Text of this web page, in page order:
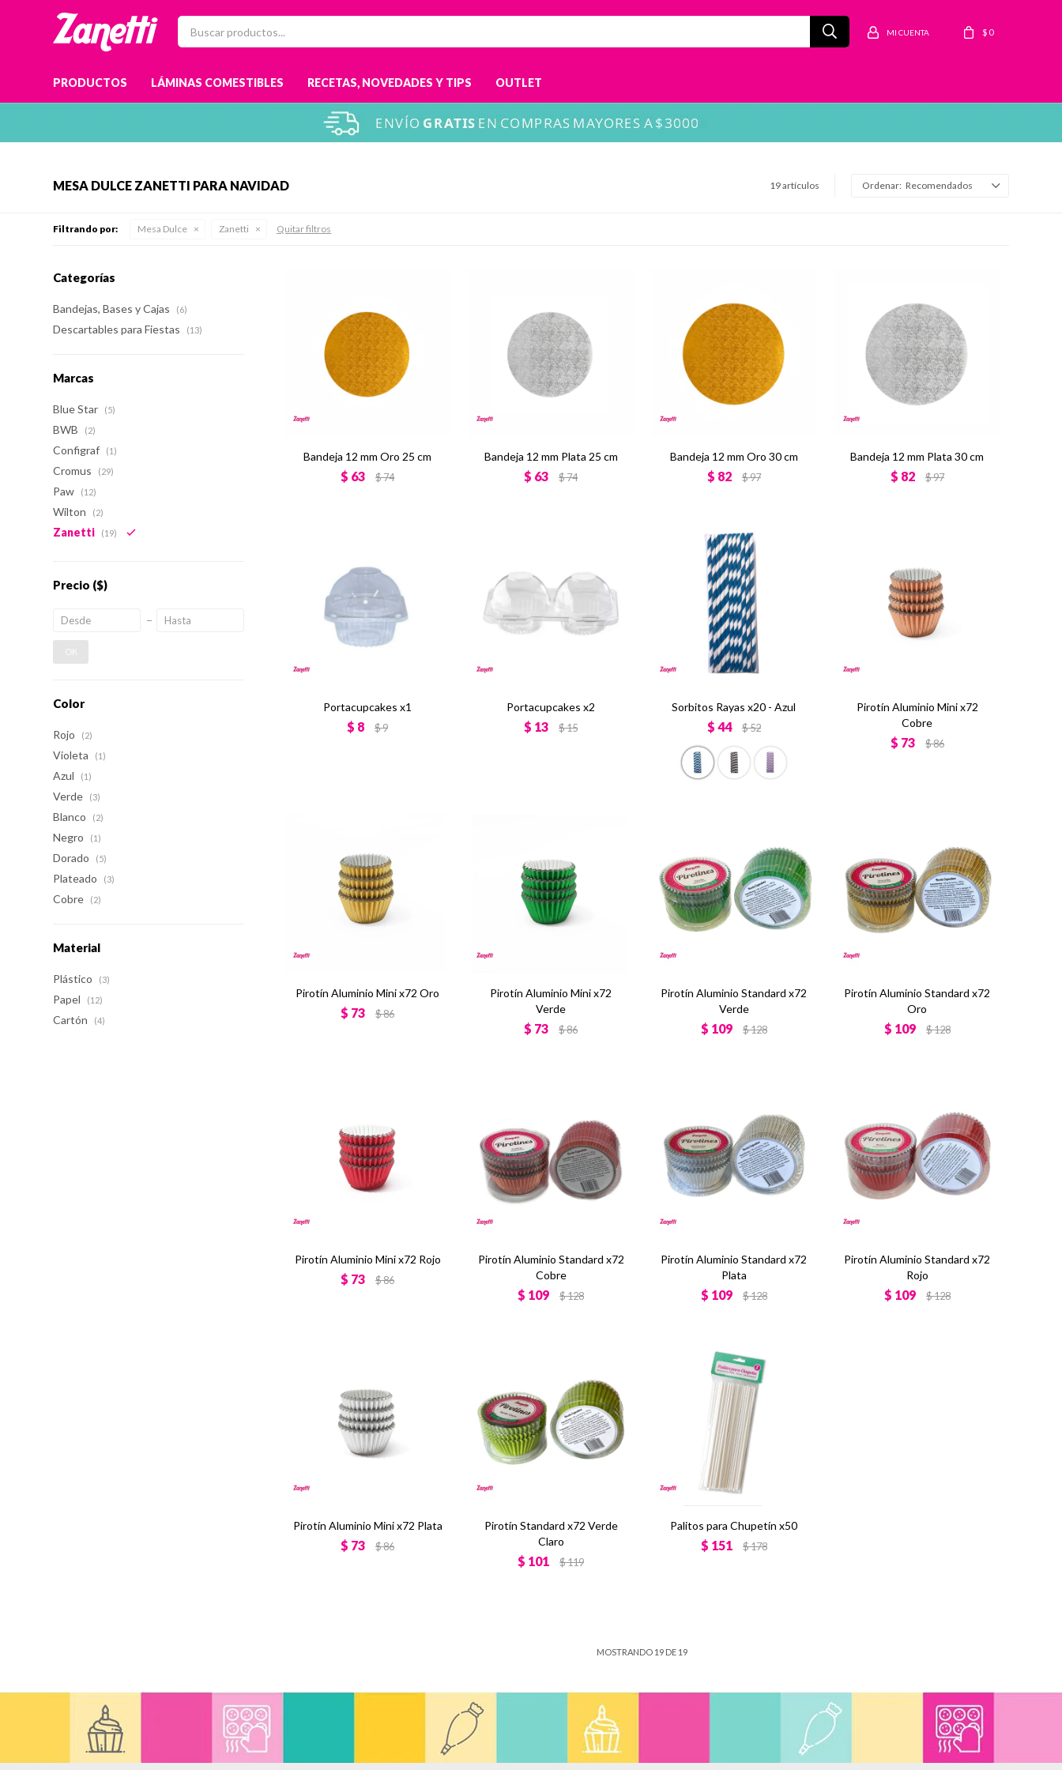
PRODUCTOS LÁMINAS COMESTIBLES RECETAS, NOVEDADES Y TIPS OUTLET
$ 0
MESA DULCE ZANETTI PARA NAVIDAD 19 artículos Recomendados
Filtrando por: Mesa Dulce Zanetti Quitar filtros
Bandeja 12 mm Oro 25 cm
$ 63 $74
Bandeja 12 mm Plata 25 cm
$ 63 $74
Bandeja 12 mm Oro 30 cm
$ 82 $97
Bandeja 12 mm Plata 30 cm
$ 82 $97
Portacupcakes x1
$ 8 $9
Portacupcakes x2
$ 13 $15
Sorbitos Rayas x20 - Azul
$ 44 $52
Pirotín Aluminio Mini x72
Cobre
$ 73 $86
Pirotín Aluminio Mini x72 Oro
$ 73 $86
Pirotín Aluminio Mini x72
Verde
$ 73 $86
Pirotín Aluminio Standard x72
Verde
$ 109 $128
Pirotín Aluminio Standard x72
Oro
$ 109 $128
Pirotín Aluminio Mini x72 Rojo
$ 73 $86
Pirotín Aluminio Standard x72
Cobre
$ 109 $128
Pirotín Aluminio Standard x72
Plata
$ 109 $128
Pirotín Aluminio Standard x72
Rojo
$ 109 $128
Pirotín Aluminio Mini x72 Plata
$ 73 $86
Pirotín Standard x72 Verde
Claro
$ 101 $119
Palitos para Chupetín x50
$ 151 $178
MOSTRANDO 19 DE 19
Categorías
Bandejas, Bases y Cajas (6)
Descartables para Fiestas (13)
Marcas
Blue Star (5)
BWB (2)
Configraf (1)
Cromus (29)
Paw (12)
Wilton (2)
Zanetti (19)
Precio ($)
OK
Color
Rojo (2)
Violeta (1)
Azul (1)
Verde (3)
Blanco (2)
Negro (1)
Dorado (5)
Plateado (3)
Cobre (2)
Material
Plástico (3)
Papel (12)
Cartón (4)